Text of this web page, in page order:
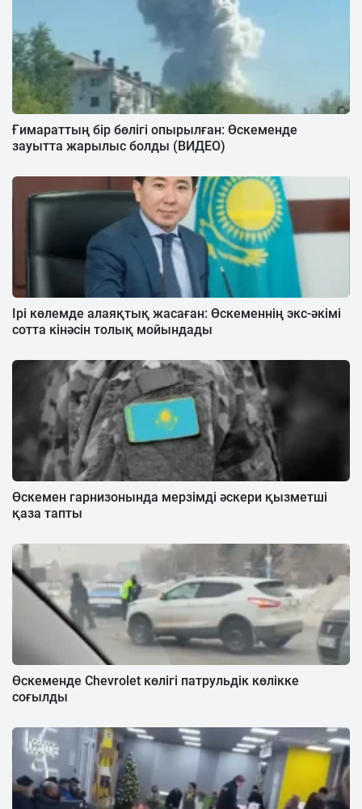
Ғимараттың бір бөлігі опырылған: Өскеменде
зауытта жарылыс болды (ВИДЕО)
Ірі көлемде алаяқтық жасаған: Өскеменнің экс-әкімі
сотта кінәсін толық мойындады
Өскемен гарнизонында мерзімді әскери қызметші
қаза тапты
Өскеменде Chevrolet көлігі патрульдік көлікке
соғылды